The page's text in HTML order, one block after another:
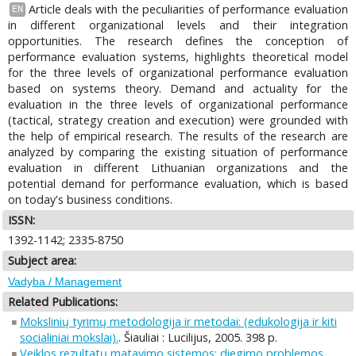
EN
Article deals with the peculiarities of performance evaluation
in different organizational levels and their integration
opportunities. The research defines the conception of
performance evaluation systems, highlights theoretical model
for the three levels of organizational performance evaluation
based on systems theory. Demand and actuality for the
evaluation in the three levels of organizational performance
(tactical, strategy creation and execution) were grounded with
the help of empirical research. The results of the research are
analyzed by comparing the existing situation of performance
evaluation in different Lithuanian organizations and the
potential demand for performance evaluation, which is based
on today's business conditions.
ISSN:
1392-1142; 2335-8750
Subject area:
Vadyba / Management
Related Publications:
Mokslinių tyrimų metodologija ir metodai: (edukologija ir kiti
socialiniai mokslai).. Šiauliai : Lucilijus, 2005. 398 p.